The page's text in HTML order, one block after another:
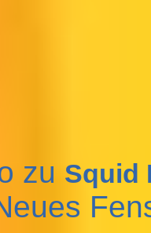
zu Squid